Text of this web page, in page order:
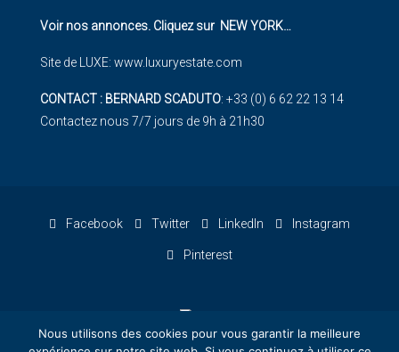
Voir nos annonces. Cliquez sur NEW YORK…
Site de LUXE: www.luxuryestate.com
CONTACT : BERNARD SCADUTO: +33 (0) 6 62 22 13 14
Contactez nous 7/7 jours de 9h à 21h30
Facebook Twitter LinkedIn Instagram
Pinterest
Nous utilisons des cookies pour vous garantir la meilleure